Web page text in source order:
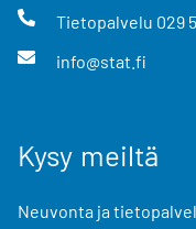
Tietopalvelu 029
info@stat.fi
Kysy meiltä
Neuvonta ja